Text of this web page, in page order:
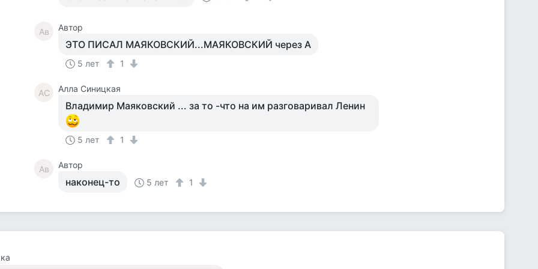
Ав Автор
ЭТО ПИСАЛ МАЯКОВСКИЙ...МАЯКОВСКИЙ через А
5 лет 1
АС Алла Синицкая
Владимир Маяковский ... за то -что на им разговаривал Ленин
5 лет 1
Ав Автор
наконец-то 5 лет 1